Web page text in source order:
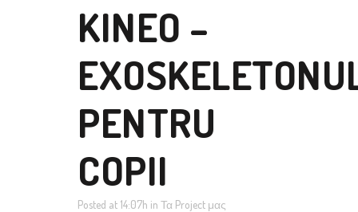
KINEO –
PENTRU
COPII
Posted at 14:07h in Τα Project μας